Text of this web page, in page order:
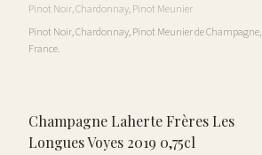
Pinot Noir, Chardonnay, Pinot Meunier
Pinot Noir, Chardonnay, Pinot Meunier de Champagne,
France.
Champagne Laherte Frères Les
Longues Voyes 2019 0,75cl